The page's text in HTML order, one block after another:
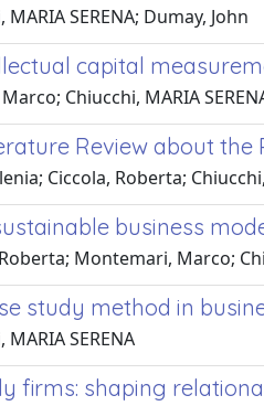
SERENA; Dumay, John
capital
Chiucchi, MARIA
Review about
Ciccola, Roberta;
business
Montemari, Marco;
study method in
SERENA
firms: shaping